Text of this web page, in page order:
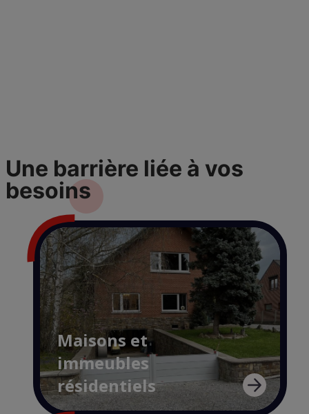
Une barrière liée à vos
besoins
Maisons et
immeubles
résidentiels